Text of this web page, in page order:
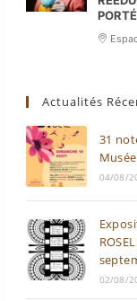
Actualités
31
04/08/
02/08/